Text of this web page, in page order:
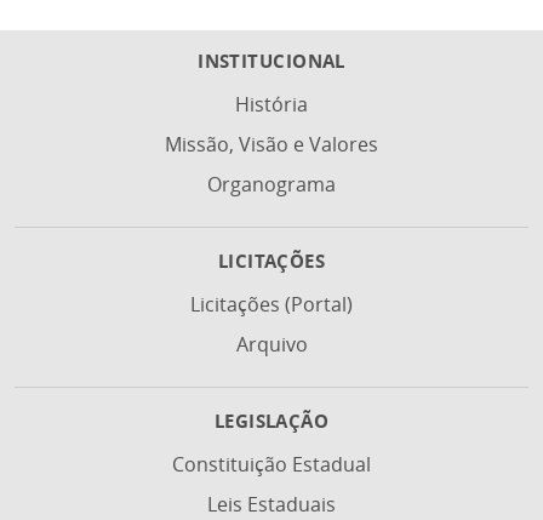
INSTITUCIONAL
História
Missão, Visão e Valores
Organograma
LICITAÇÕES
Licitações (Portal)
Arquivo
LEGISLAÇÃO
Constituição Estadual
Leis Estaduais